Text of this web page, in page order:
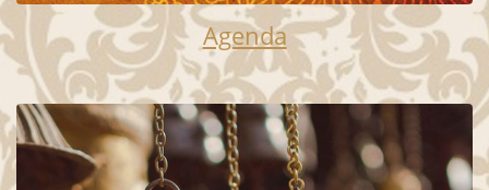
Agenda